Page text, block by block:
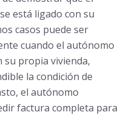
está ligado con su
casos puede ser
cuando el autónomo
su propia vivienda,
la condición de
el autónomo
factura completa para